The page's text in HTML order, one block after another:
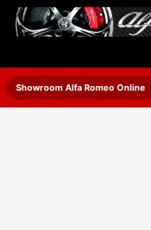
Showroom Alfa Romeo Online